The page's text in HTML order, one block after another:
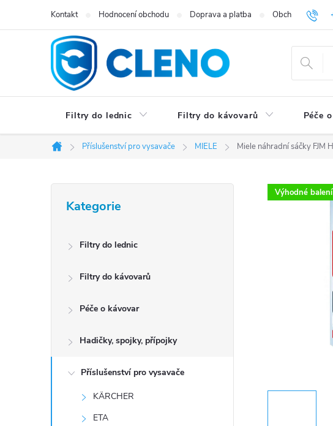
Kontakt Hodnocení obchodu Doprava a platba Obchodní
Filtry do lednic Filtry do kávovarů Péče
Domů
Příslušenství pro vysavače MIELE Miele náhradní sáčky FJM
kategorie
Kategorie
Filtry do lednic
Filtry do kávovarů
Péče o kávovar
Hadičky, spojky, přípojky
Příslušenství pro vysavače
KÄRCHER
ETA
Výhodné balení